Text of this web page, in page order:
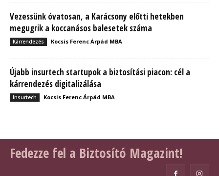
Vezessünk óvatosan, a Karácsony előtti hetekben
megugrik a koccanásos balesetek száma
Kárrendezés Kocsis Ferenc Árpád MBA
Újabb insurtech startupok a biztosítási piacon: cél a
kárrendezés digitalizálása
Insurtech Kocsis Ferenc Árpád MBA
Fedezze fel a Biztosító Magazint!